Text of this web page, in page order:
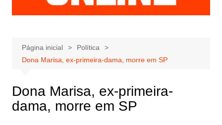
e
ú
Página inicial
Política
Dona Marisa, ex-primeira-dama, morre em SP
Dona Marisa, ex-primeira-
dama, morre em SP